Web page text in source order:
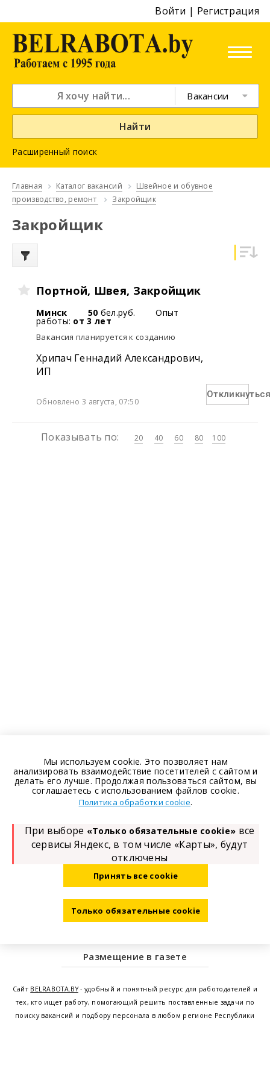
Войти | Регистрация
Вакансии
Найти
Расширенный поиск
Главная Каталог вакансий
Швейное и обувное
производство, ремонт
Закройщик
Закройщик
Портной, Швея, Закройщик
Минск 50 бел.руб. Опыт
работы: от 3 лет
Вакансия планируется к созданию
Хрипач Геннадий Александрович,
ИП
Обновлено 3 августа, 07:50
Показывать по: 20 40 60 80 100
Размещение в газете
Сайт BELRABOTA.BY- удобный и понятный ресурс для работодателей и
тех, кто ищет работу, помогающий решить поставленные задачи по
поиску вакансий и подбору персонала в любом регионе Республики
Мы используем cookie. Это позволяет нам
анализировать взаимодействие посетителей с сайтом и
делать его лучше. Продолжая пользоваться сайтом, вы
соглашаетесь с использованием файлов cookie.
Политика обработки cookie.
При выборе «Только обязательные cookie» все
сервисы Яндекс, в том числе «Карты», будут
отключены
Принять все cookie
Только обязательные cookie